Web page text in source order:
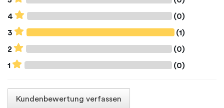
4 (0)
3 (1)
2 (0)
1 (0)
Kundenbewertung verfassen